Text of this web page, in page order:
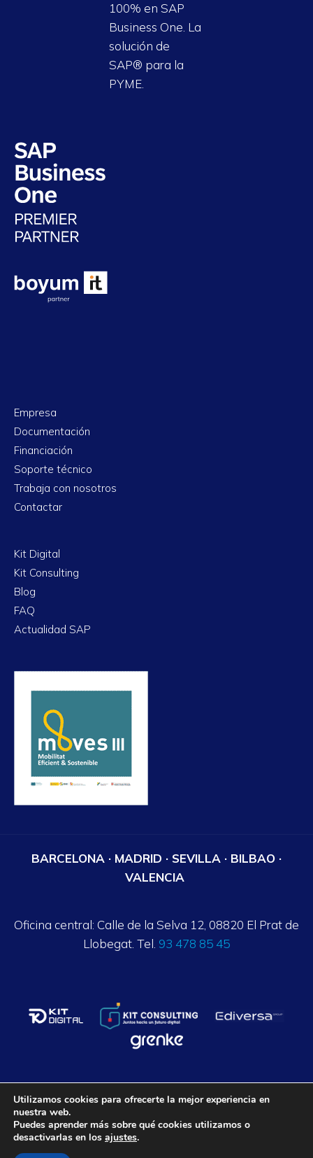
100% en SAP
Business One. La
solución de
SAP® para la
PYME.
Empresa
Documentación
Financiación
Soporte técnico
Trabaja con nosotros
Contactar
Kit Digital
Kit Consulting
Blog
FAQ
Actualidad SAP
BARCELONA · MADRID · SEVILLA · BILBAO ·
VALENCIA
Oficina central: Calle de la Selva 12, 08820 El Prat de
Llobegat. Tel. 93 478 85 45
Axalpha Consulting ©
Aviso legal
Política de privacidad
Utilizamos cookies para ofrecerte la mejor experiencia en
nuestra web.
Puedes aprender más sobre qué cookies utilizamos o
desactivarlas en los ajustes.